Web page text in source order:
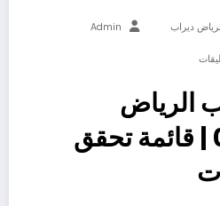
ديراب Admin
الرياض
0558623942 | قائمة تحقق